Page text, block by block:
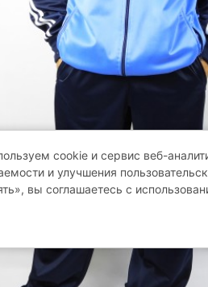
cookie и сервис веб-
и улучшения
вы соглашаетесь с